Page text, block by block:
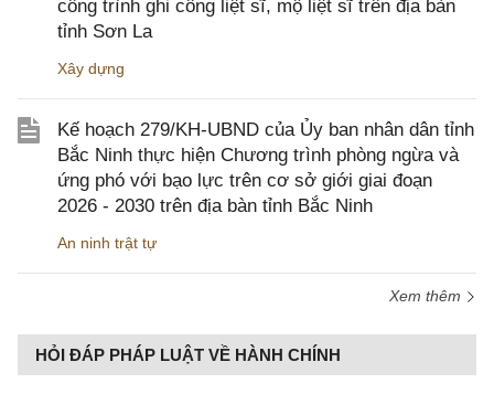
công trình ghi công liệt sĩ, mộ liệt sĩ trên địa bàn
tỉnh Sơn La
Xây dựng
Kế hoạch 279/KH-UBND của Ủy ban nhân dân tỉnh
Bắc Ninh thực hiện Chương trình phòng ngừa và
ứng phó với bạo lực trên cơ sở giới giai đoạn
2026 - 2030 trên địa bàn tỉnh Bắc Ninh
An ninh trật tự
Xem thêm
HỎI ĐÁP PHÁP LUẬT VỀ HÀNH CHÍNH